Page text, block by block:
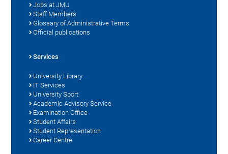
Jobs at JMU
Staff Members
Glossary of Administrative Terms
Official publications
Services
University Library
IT Services
University Sport
Academic Advisory Service
Examination Office
Student Affairs
Student Representation
Career Centre